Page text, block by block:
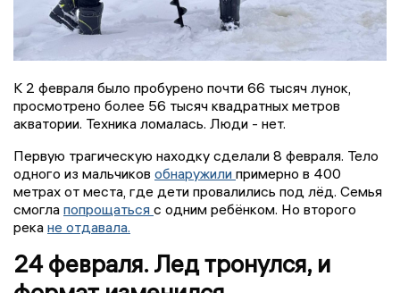
К 2 февраля было пробурено почти 66 тысяч лунок,
просмотрено более 56 тысяч квадратных метров
акватории. Техника ломалась. Люди - нет.
Первую трагическую находку сделали 8 февраля. Тело
одного из мальчиков обнаружили примерно в 400
метрах от места, где дети провалились под лёд. Семья
смогла попрощаться с одним ребёнком. Но второго
река не отдавала.
24 февраля. Лед тронулся, и